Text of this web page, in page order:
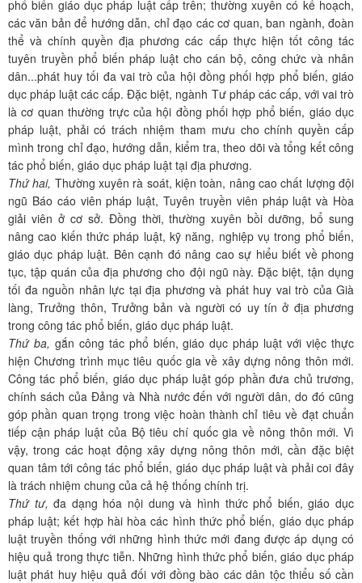
phổ biến giáo dục pháp luật cấp trên; thường xuyên có kế hoạch,
các văn bản để hướng dẫn, chỉ đạo các cơ quan, ban ngành, đoàn
thể và chính quyền địa phương các cấp thực hiện tốt công tác
tuyên truyền phổ biến pháp luật cho cán bộ, công chức và nhân
dân...phát huy tối đa vai trò của hội đồng phối hợp phổ biến, giáo
dục pháp luật các cấp. Đặc biệt, ngành Tư pháp các cấp, với vai trò
là cơ quan thường trực của hội đồng phối hợp phổ biến, giáo dục
pháp luật, phải có trách nhiệm tham mưu cho chính quyền cấp
mình trong chỉ đạo, hướng dẫn, kiểm tra, theo dõi và tổng kết công
tác phổ biến, giáo dục pháp luật tại địa phương.
Thứ hai, Thường xuyên rà soát, kiện toàn, nâng cao chất lượng đội
ngũ Báo cáo viên pháp luật, Tuyên truyền viên pháp luật và Hòa
giải viên ở cơ sở. Đồng thời, thường xuyên bồi dưỡng, bổ sung
nâng cao kiến thức pháp luật, kỹ năng, nghiệp vụ trong phổ biến,
giáo dục pháp luật. Bên cạnh đó nâng cao sự hiểu biết về phong
tục, tập quán của địa phương cho đội ngũ này. Đặc biệt, tận dụng
tối đa nguồn nhân lực tại địa phương và phát huy vai trò của Già
làng, Trưởng thôn, Trưởng bản và người có uy tín ở địa phương
trong công tác phổ biến, giáo dục pháp luật.
Thứ ba, gắn công tác phổ biến, giáo dục pháp luật với việc thực
hiện Chương trình mục tiêu quốc gia về xây dựng nông thôn mới.
Công tác phổ biến, giáo dục pháp luật góp phần đưa chủ trương,
chính sách của Đảng và Nhà nước đến với người dân, do đó cũng
góp phần quan trọng trong việc hoàn thành chỉ tiêu về đạt chuẩn
tiếp cận pháp luật của Bộ tiêu chí quốc gia về nông thôn mới. Vì
vậy, trong các hoạt động xây dựng nông thôn mới, cần đặc biệt
quan tâm tới công tác phổ biến, giáo dục pháp luật và phải coi đây
là trách nhiệm chung của cả hệ thống chính trị.
Thứ tư, đa dạng hóa nội dung và hình thức phổ biến, giáo dục
pháp luật; kết hợp hài hòa các hình thức phổ biến, giáo dục pháp
luật truyền thống với những hình thức mới đang được áp dụng có
hiệu quả trong thực tiễn. Những hình thức phổ biến, giáo dục pháp
luật phát huy hiệu quả đối với đồng bào các dân tộc thiểu số cần